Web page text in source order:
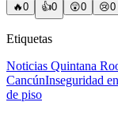
🔥0 👍0 😲0 😢0
Etiquetas
Noticias Quintana
CancúnInseguridad
de piso